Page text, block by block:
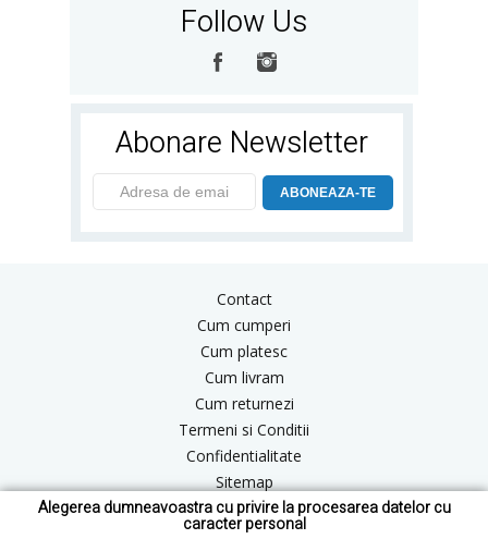
Alegerea dumneavoastra cu privire la procesarea datelor cu
caracter personal
Follow Us
Abonare Newsletter
ABONEAZA-TE
Contact
Cum cumperi
Cum platesc
Cum livram
Cum returnezi
Termeni si Conditii
Confidentialitate
Sitemap
Blog
ANPC